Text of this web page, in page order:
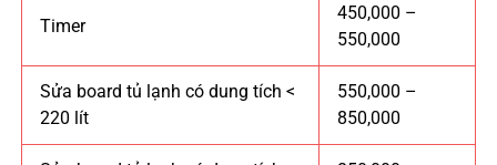
Timer
450,000 –
550,000
Sửa board tủ lạnh có dung tích <
220 lít
550,000 –
850,000